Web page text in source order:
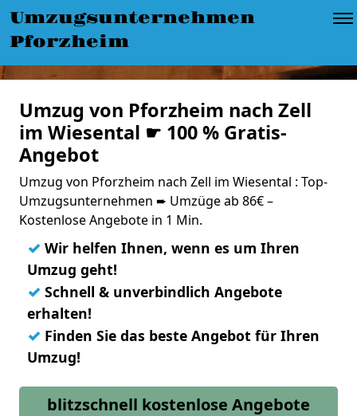
Umzugsunternehmen
Pforzheim
Umzug von Pforzheim nach Zell
im Wiesental ☛ 100 % Gratis-
Angebot
Umzug von Pforzheim nach Zell im Wiesental : Top-
Umzugsunternehmen ➨ Umzüge ab 86€ –
Kostenlose Angebote in 1 Min.
✓ Wir helfen Ihnen, wenn es um Ihren
Umzug geht!
✓ Schnell & unverbindlich Angebote
erhalten!
✓ Finden Sie das beste Angebot für Ihren
Umzug!
blitzschnell kostenlose Angebote